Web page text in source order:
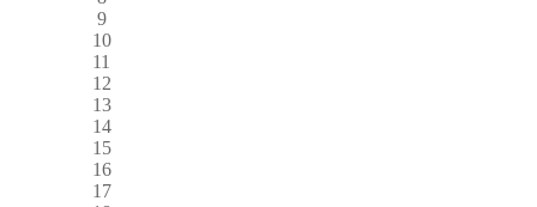
9
10
11
12
13
14
15
16
17